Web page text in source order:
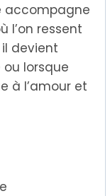
accompagne
l’on ressent
devient
lorsque
à l’amour et